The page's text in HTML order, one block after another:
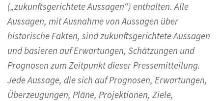
(„zukunftsgerichtete Aussagen“) enthalten. Alle
Aussagen, mit Ausnahme von Aussagen über
historische Fakten, sind zukunftsgerichtete Aussagen
und basieren auf Erwartungen, Schätzungen und
Prognosen zum Zeitpunkt dieser Pressemitteilung.
Jede Aussage, die sich auf Prognosen, Erwartungen,
Überzeugungen, Pläne, Projektionen, Ziele,